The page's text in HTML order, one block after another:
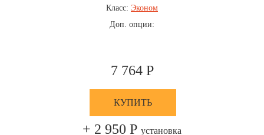
Класс: Эконом
Доп. опции:
7 764 Р
КУПИТЬ
+ 2 950 Р установка